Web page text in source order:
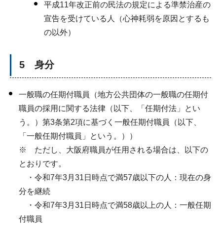
平成11年改正前の民法の規定による準禁治産の
宣告を受けている人（心神耗弱を原因とするも
の以外）
5 身分
一般職の任期付職員（地方公共団体の一般職の任期付
職員の採用に関する法律（以下、「任期付法」とい
う。）第3条第2項に基づく一般任期付職員（以下、
「一般任期付職員」という。））
※ ただし、大阪府職員が任用される場合は、以下の
とおりです。
・令和7年3月31日時点で満57歳以下の人：現在の身
分を継続
・令和7年3月31日時点で満58歳以上の人：一般任期
付職員